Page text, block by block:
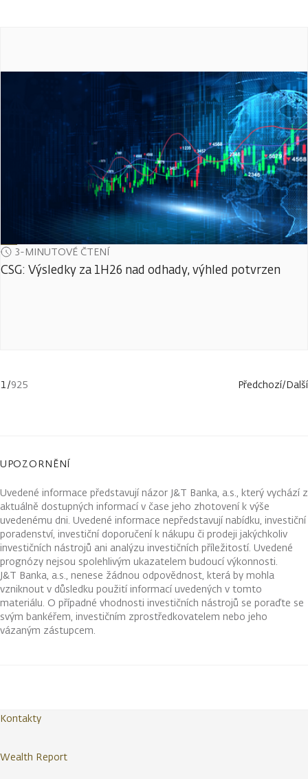
3-MINUTOVÉ ČTENÍ
CSG: Výsledky za 1H26 nad odhady, výhled potvrzen
1/925 Předchozí/Další
UPOZORNĚNÍ
Uvedené informace představují názor J&T Banka, a.s., který vychází z
aktuálně dostupných informací v čase jeho zhotovení k výše
uvedenému dni. Uvedené informace nepředstavují nabídku, investiční
poradenství, investiční doporučení k nákupu či prodeji jakýchkoliv
investičních nástrojů ani analýzu investičních příležitostí. Uvedené
prognózy nejsou spolehlivým ukazatelem budoucí výkonnosti.
J&T Banka, a.s., nenese žádnou odpovědnost, která by mohla
vzniknout v důsledku použití informací uvedených v tomto
materiálu. O případné vhodnosti investičních nástrojů se poraďte se
svým bankéřem, investičním zprostředkovatelem nebo jeho
vázaným zástupcem.
Kontakty
Wealth Report